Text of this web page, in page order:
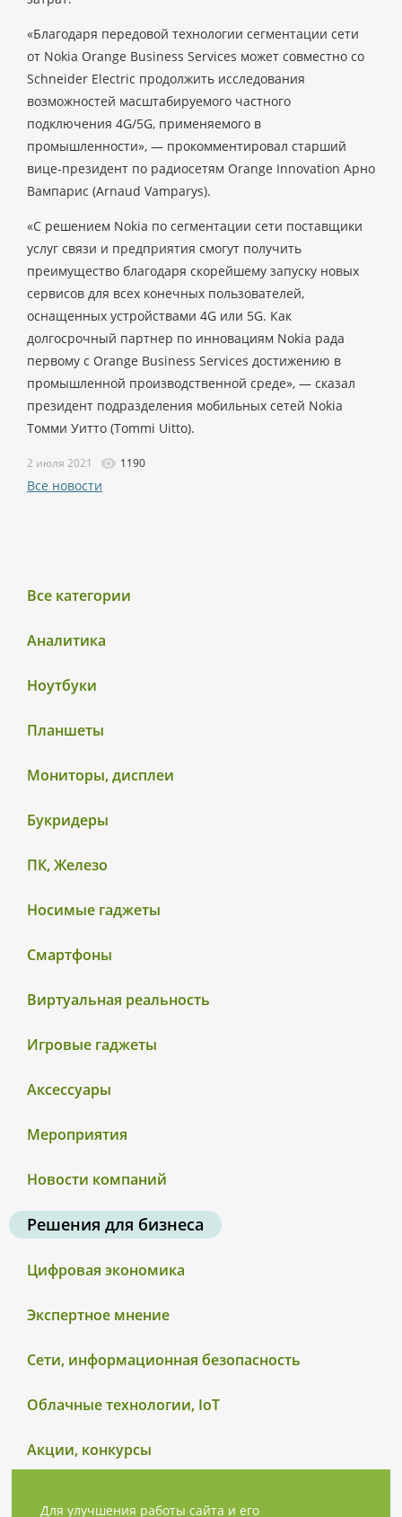
Все категории
Аналитика
Ноутбуки
Планшеты
Мониторы, дисплеи
Букридеры
ПК, Железо
Носимые гаджеты
Смартфоны
Виртуальная реальность
Игровые гаджеты
Аксессуары
Мероприятия
Новости компаний
Решения для бизнеса
Цифровая экономика
Экспертное мнение
Сети, информационная безопасность
Облачные технологии, IoT
Акции, конкурсы
«Благодаря передовой технологии сегментации сети
от Nokia Orange Business Services может совместно со
Schneider Electric продолжить исследования
возможностей масштабируемого частного
подключения 4G/5G, применяемого в
промышленности», — прокомментировал старший
вице-президент по радиосетям Orange Innovation Арно
Вампарис (Arnaud Vamparys).
«С решением Nokia по сегментации сети поставщики
услуг связи и предприятия смогут получить
преимущество благодаря скорейшему запуску новых
сервисов для всех конечных пользователей,
оснащенных устройствами 4G или 5G. Как
долгосрочный партнер по инновациям Nokia рада
первому с Orange Business Services достижению в
промышленной производственной среде», — сказал
президент подразделения мобильных сетей Nokia
Томми Уитто (Tommi Uitto).
2 июля 2021 1190
Все новости
Для улучшения работы сайта и его